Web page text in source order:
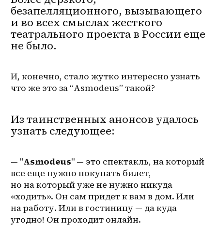
безапелляционного, вызывающего
и во всех смыслах жесткого
театрального проекта в России еще
не было.
И, конечно, стало жутко интересно узнать
что же это за “Asmodeus” такой?
Из таинственных анонсов удалось
узнать следующее:
— "Asmodeus" — это спектакль, на который
все еще нужно покупать билет,
но на который уже не нужно никуда
«ходить». Он сам придет к вам в дом. Или
на работу. Или в гостиницу — да куда
угодно! Он проходит онлайн.